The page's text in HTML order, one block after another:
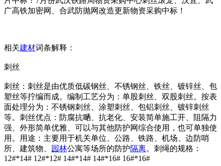
广高铁加密网、合武防抛网改造更新物资采购中标！
相关建材词条解释：
刺丝
刺丝：刺丝是由优质低碳钢丝、不锈钢丝、铁丝、镀锌丝、包
塑丝等拧编而成。编制工艺分为：单股刺丝、双股刺丝。按表
面处理分为：不锈钢刺丝、涂塑刺丝、包铝刺丝、镀锌刺丝
等。刺丝优点：防腐抗嗮、抗老化、安装简单施工开、阻隔力
强、外形简单优雅、可以与其他防护网综合使用，也可单独使
用。用途：主要用于机关单位、公路、铁路、机场、边防哨
所、建筑物、
园林公寓等场所的防护隔离。刺绳的规格：
12#*14# 12#*12# 14#*14# 14#*16# 16#*16#